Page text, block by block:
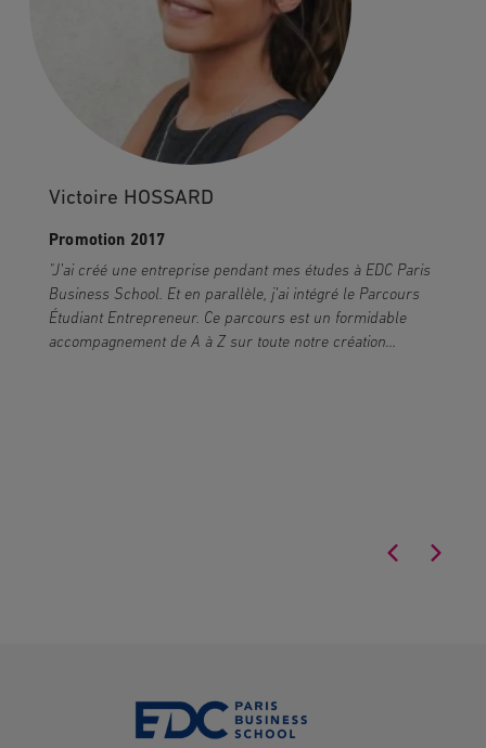
Victoire HOSSARD
Promotion 2017
"J’ai créé une entreprise pendant mes études à EDC Paris
Business School. Et en parallèle, j’ai intégré le Parcours
Étudiant Entrepreneur. Ce parcours est un formidable
accompagnement de A à Z sur toute notre création